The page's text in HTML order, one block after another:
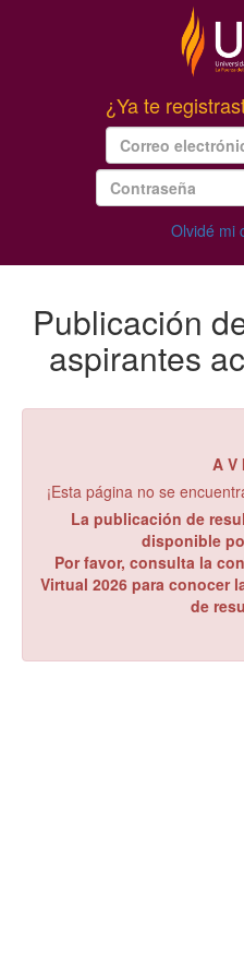
¿Ya te
Olvidé mi
Publicación
aspirantes
A V
¡Esta página no se
La publicación de
disponible
Por favor, consulta la
Virtual 2026 para conocer
de